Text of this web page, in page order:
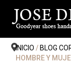
contenido
INICIO / BLOG
HOMBRE Y